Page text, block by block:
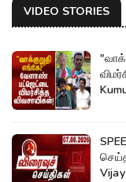
VIDEO STORIES